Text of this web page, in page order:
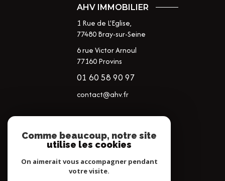
AHV IMMOBILIER
1 Rue de L'Eglise,
77480Bray-sur-Seine
6 rue Victor Arnoul
77160 Provins
01 60 58 90 97
contact@ahv.fr
NOS RÉSEAUX
NOUS SUIVRE
Comme beaucoup, notre site
utilise les cookies
On aimerait vous accompagner pendant
votre visite.